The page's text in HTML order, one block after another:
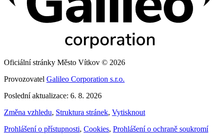
Oficiální stránky Město Vítkov © 2026
Provozovatel Galileo Corporation s.r.o.
Poslední aktualizace: 6. 8. 2026
Změna vzhledu, Struktura stránek, Vytisknout
Prohlášení o přístupnosti, Cookies, Prohlášení o ochraně soukromí